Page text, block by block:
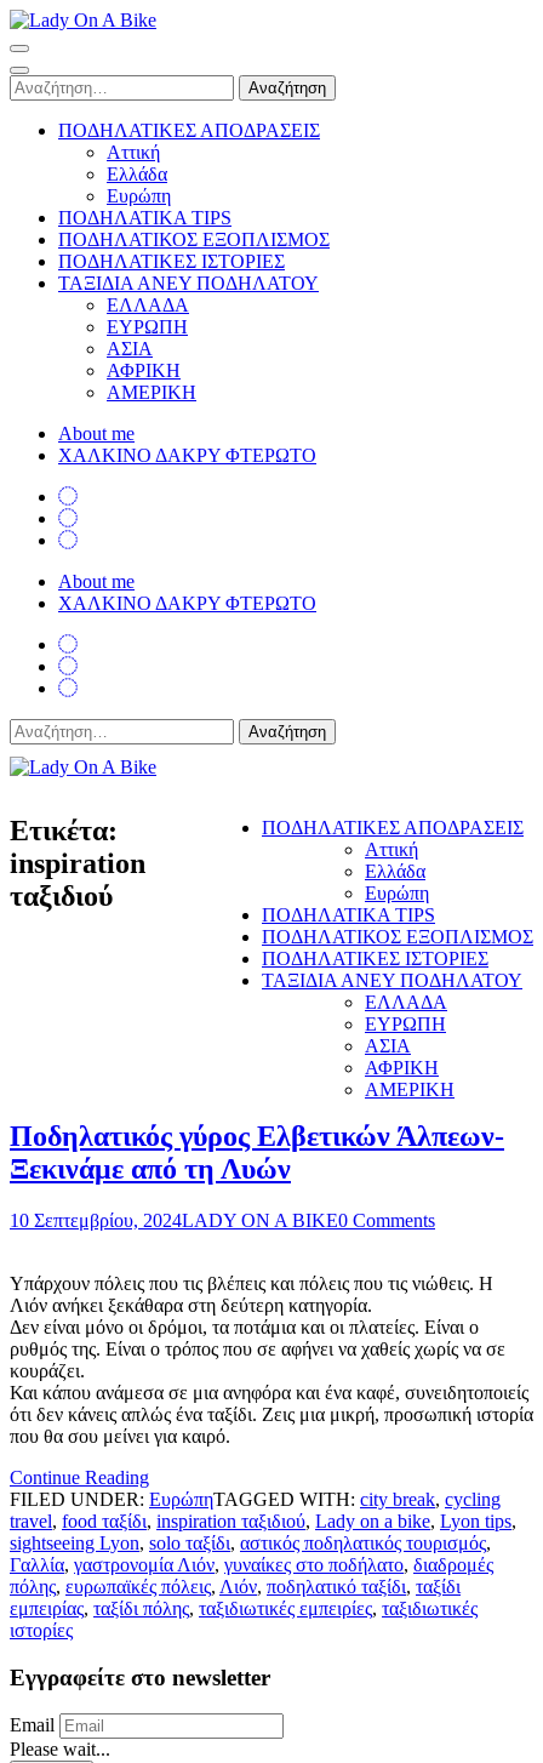
Skip
to
content
(Press
Enter)
Αναζήτηση
για:
ΠΟΔΗΛΑΤΙΚΕΣ ΑΠΟΔΡΑΣΕΙΣ
Αττική
Ελλάδα
Ευρώπη
ΠΟΔΗΛΑΤΙΚΑ TIPS
ΠΟΔΗΛΑΤΙΚΟΣ ΕΞΟΠΛΙΣΜΟΣ
ΠΟΔΗΛΑΤΙΚΕΣ ΙΣΤΟΡΙΕΣ
ΤΑΞΙΔΙΑ ΑΝΕΥ ΠΟΔΗΛΑΤΟΥ
ΕΛΛΑΔΑ
ΕΥΡΩΠΗ
ΑΣΙΑ
ΑΦΡΙΚΗ
ΑΜΕΡΙΚΗ
About me
ΧΑΛΚΙΝΟ ΔΑΚΡΥ ΦΤΕΡΩΤΟ
About me
ΧΑΛΚΙΝΟ ΔΑΚΡΥ ΦΤΕΡΩΤΟ
Αναζήτηση
για:
ΠΟΔΗΛΑΤΙΚΕΣ ΑΠΟΔΡΑΣΕΙΣ
Αττική
Ελλάδα
Ευρώπη
ΠΟΔΗΛΑΤΙΚΑ TIPS
ΠΟΔΗΛΑΤΙΚΟΣ ΕΞΟΠΛΙΣΜΟΣ
ΠΟΔΗΛΑΤΙΚΕΣ ΙΣΤΟΡΙΕΣ
ΤΑΞΙΔΙΑ ΑΝΕΥ ΠΟΔΗΛΑΤΟΥ
ΕΛΛΑΔΑ
ΕΥΡΩΠΗ
ΑΣΙΑ
ΑΦΡΙΚΗ
ΑΜΕΡΙΚΗ
Ετικέτα:
inspiration
ταξιδιού
Ποδηλατικός γύρος Ελβετικών Άλπεων-
Ξεκινάμε από τη Λυών
10 Σεπτεμβρίου, 2024LADY ON A BIKE0 Comments
Υπάρχουν πόλεις που τις βλέπεις και πόλεις που τις νιώθεις. Η
Λιόν ανήκει ξεκάθαρα στη δεύτερη κατηγορία.
Δεν είναι μόνο οι δρόμοι, τα ποτάμια και οι πλατείες. Είναι ο
ρυθμός της. Είναι ο τρόπος που σε αφήνει να χαθείς χωρίς να σε
κουράζει.
Και κάπου ανάμεσα σε μια ανηφόρα και ένα καφέ, συνειδητοποιείς
ότι δεν κάνεις απλώς ένα ταξίδι. Ζεις μια μικρή, προσωπική ιστορία
που θα σου μείνει για καιρό.
Continue Reading
FILED UNDER: ΕυρώπηTAGGED WITH: city break, cycling
travel, food ταξίδι, inspiration ταξιδιού, Lady on a bike, Lyon tips,
sightseeing Lyon, solo ταξίδι, αστικός ποδηλατικός τουρισμός,
Γαλλία, γαστρονομία Λιόν, γυναίκες στο ποδήλατο, διαδρομές
πόλης, ευρωπαϊκές πόλεις, Λιόν, ποδηλατικό ταξίδι, ταξίδι
εμπειρίας, ταξίδι πόλης, ταξιδιωτικές εμπειρίες, ταξιδιωτικές
ιστορίες
Εγγραφείτε στο newsletter
Email
Please wait...